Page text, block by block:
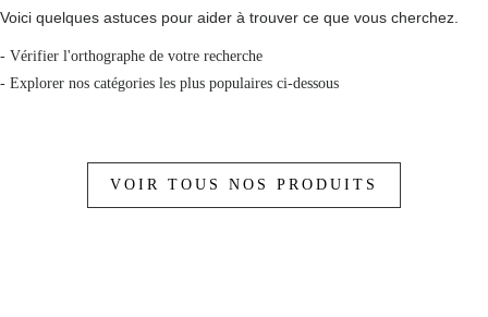
Voici quelques astuces pour aider à trouver ce que vous cherchez.
- Vérifier l'orthographe de votre recherche
- Explorer nos catégories les plus populaires ci-dessous
VOIR TOUS NOS PRODUITS